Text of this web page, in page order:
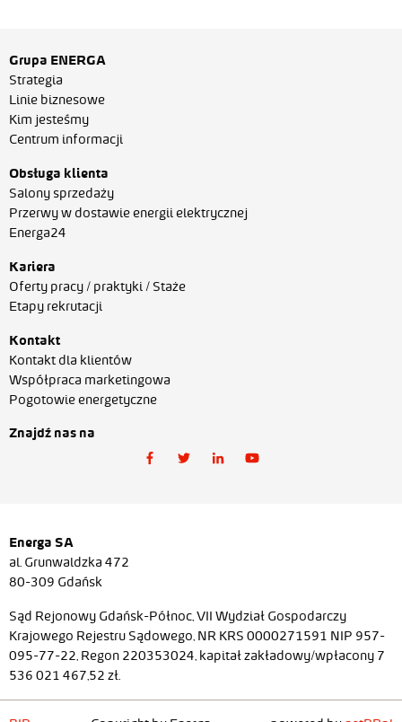
Grupa ENERGA
Strategia
Linie biznesowe
Kim jesteśmy
Centrum informacji
Obsługa klienta
Salony sprzedaży
Przerwy w dostawie energii elektrycznej
Energa24
Kariera
Oferty pracy / praktyki / Staże
Etapy rekrutacji
Kontakt
Kontakt dla klientów
Współpraca marketingowa
Pogotowie energetyczne
Znajdź nas na
Energa SA
al. Grunwaldzka 472
80-309 Gdańsk
Sąd Rejonowy Gdańsk-Północ, VII Wydział Gospodarczy
Krajowego Rejestru Sądowego, NR KRS 0000271591 NIP 957-
095-77-22, Regon 220353024, kapitał zakładowy/wpłacony 7
536 021 467,52 zł.